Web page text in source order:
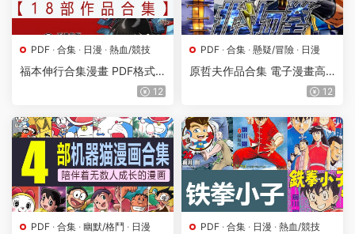
PDF · 合集 · 日漫 · 熱血/競技
福本伸行合集漫畫 PDF格式
高清資源下載【1-18部完結】
12
PDF · 合集 · 懸疑/冒險 · 日漫
原哲夫作品合集 電子漫畫高
清版資源下載【15部合集完
畫】
12
PDF · 合集 · 幽默/格鬥 · 日漫 PDF · 合集 · 日漫 · 熱血/競技